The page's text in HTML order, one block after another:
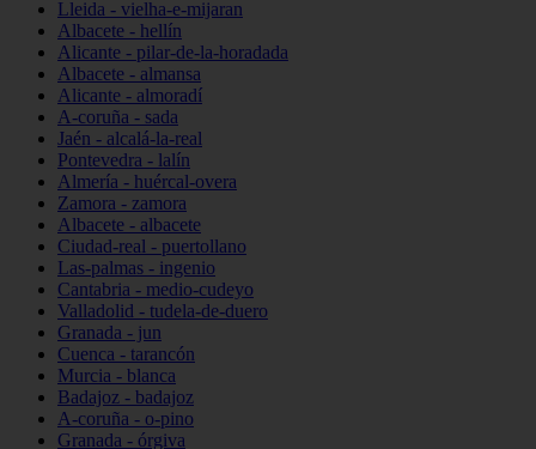
Lleida - vielha-e-mijaran
Albacete - hellín
Alicante - pilar-de-la-horadada
Albacete - almansa
Alicante - almoradí
A-coruña - sada
Jaén - alcalá-la-real
Pontevedra - lalín
Almería - huércal-overa
Zamora - zamora
Albacete - albacete
Ciudad-real - puertollano
Las-palmas - ingenio
Cantabria - medio-cudeyo
Valladolid - tudela-de-duero
Granada - jun
Cuenca - tarancón
Murcia - blanca
Badajoz - badajoz
A-coruña - o-pino
Granada - órgiva